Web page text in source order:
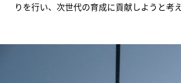
りを行い、次世代の育成に貢献しようと考え